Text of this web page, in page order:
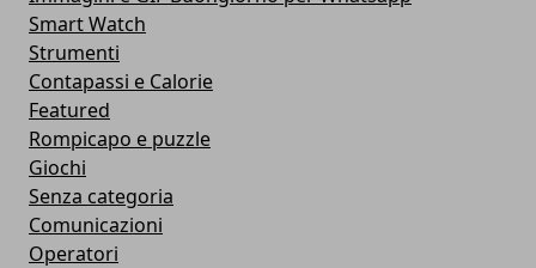
Smart Watch
Strumenti
Contapassi e Calorie
Featured
Rompicapo e puzzle
Giochi
Senza categoria
Comunicazioni
Operatori